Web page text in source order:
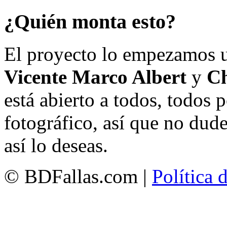
¿Quién monta esto?
El proyecto lo empezamos
Vicente Marco Albert y
está abierto a todos, todos
fotográfico, así que no
así lo deseas.
© BDFallas.com | Política